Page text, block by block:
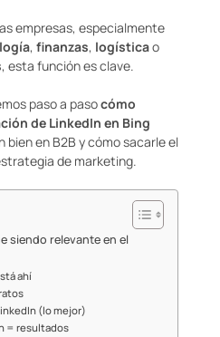
empresas, especialmente
, finanzas, logísticao
, esta función es clave.
paso a pasocómo
de LinkedIn en Bing
bien en B2B y cómo sacarle el
de marketing.
siendo relevante en el
ahí
(lo mejor)
= resultados